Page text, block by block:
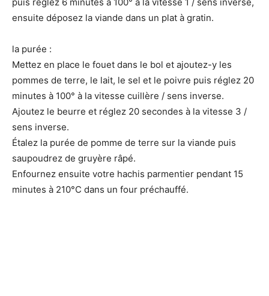
ensuite déposez la viande dans un plat à gratin.
la purée :
Mettez en place le fouet dans le bol et ajoutez-y les
pommes de terre, le lait, le sel et le poivre puis réglez 20
minutes à 100° à la vitesse cuillère / sens inverse.
Ajoutez le beurre et réglez 20 secondes à la vitesse 3 /
sens inverse.
Étalez la purée de pomme de terre sur la viande puis
saupoudrez de gruyère râpé.
Enfournez ensuite votre hachis parmentier pendant 15
minutes à 210°C dans un four préchauffé.